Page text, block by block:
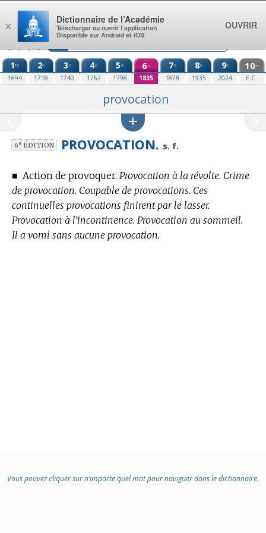
Aller au contenu
1re
1694
2e
1718
3e
1740
4e
1762
5e
1798
6e
1835
7e
1878
8e
1935
9e
2024
10e
E.C.
provocation
6eÉDITION PROVOCATION. s. f.
■ Action de provoquer. Provocation à la révolte. Crime
de provocation. Coupable de provocations. Ces
continuelles provocations finirent par le lasser.
Provocation à l’incontinence. Provocation au sommeil.
Il a vomi sans aucune provocation.
Vous pouvez cliquer sur n’importe quel mot pour naviguer dans le dictionnaire.
×
Dictionnaire de l’Académie
Télécharger ou ouvrir l’application
Disponible sur Android et iOS
OUVRIR